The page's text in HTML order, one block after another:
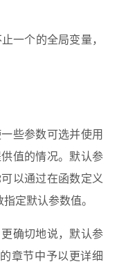
一个的全局变量，
些参数可选并使用
值的情况。默认参
以通过在函数定义
定默认参数值。
确切地说，默认参
章节中予以更详细